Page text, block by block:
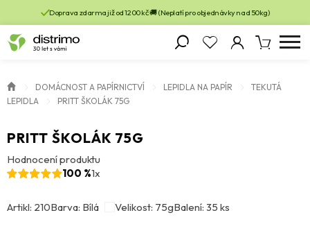
Doprava zdarma již od 1200 kč 🚚 (Neplatí pro objednávky nad 50kg)
DOMÁCNOST A PAPÍRNICTVÍ LEPIDLA NA PAPÍR
TEKUTÁ
LEPIDLA
PRITT ŠKOLÁK 75G
PRITT ŠKOLÁK 75G
Hodnocení produktu
100 %1x
Artikl: 210Barva: Bílá Velikost: 75gBalení: 35 ks